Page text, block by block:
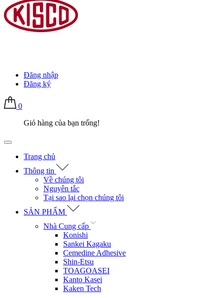
Đăng nhập
Đăng ký
0
Giỏ hàng của bạn trống!
Trang chủ
Thông tin
Về chúng tôi
Nguyên tắc
Tại sao lại chọn chúng tôi
SẢN PHẨM
Nhà Cung cấp
Konishi
Sankei Kagaku
Cemedine Adhesive
Shin-Etsu
TOAGOASEI
Kanto Kasei
Kaken Tech